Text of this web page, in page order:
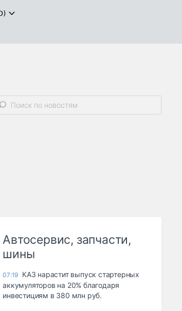
Автосервис, запчасти,
шины
07:19 КАЗ нарастит выпуск стартерных
аккумуляторов на 20% благодаря
инвестициям в 380 млн руб.